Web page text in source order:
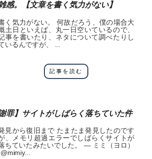
感。【文章を書く気力がない】
く気力がない。 何故だろう、僕の場合大
土日といえば、丸一日空いているので、
事を書いたり、ネタについて調べたりし
いるんですが、 ...
記事を読む
謝罪】サイトがしばらく落ちていた件
見から復旧まで たまたま発見したのです
、メモリ超過エラーでしばらくサイトが
ちていたみたいでした。 — ミミ（ヨロ）